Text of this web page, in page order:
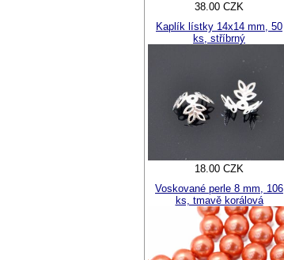
38.00 CZK
Kaplík lístky 14x14 mm, 50
ks, stříbrný
18.00 CZK
Voskované perle 8 mm, 106
ks, tmavě korálová